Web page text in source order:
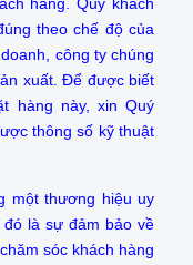
theo chế độ của
công ty chúng
xuất. Để được biết
hàng này, xin Quý
thông số kỹ thuật
một thương hiệu uy
là sự đảm bảo về
sóc khách hàng